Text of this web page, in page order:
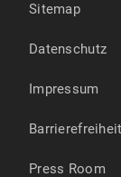
Sitemap
Datenschutz
Impressum
Barrierefreiheit
Press Room